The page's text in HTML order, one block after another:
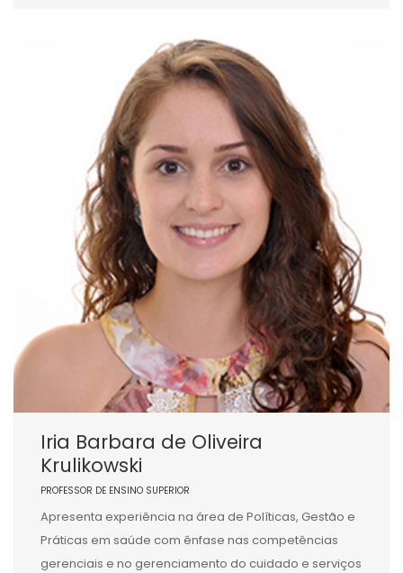
Iria Barbara de Oliveira
Krulikowski
PROFESSOR DE ENSINO SUPERIOR
Apresenta experiência na área de Políticas, Gestão e
Práticas em saúde com ênfase nas competências
gerenciais e no gerenciamento do cuidado e serviços